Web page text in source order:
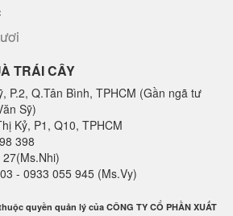
TRÁI CÂY
P.2, Q.Tân Bình, TPHCM (Gần ngã tư
Sỹ)
Kỷ, P1, Q10, TPHCM
398
- 0933 055 945 (Ms.Vy)
quyền quản lý của CÔNG TY CỔ PHẦN XUẤT